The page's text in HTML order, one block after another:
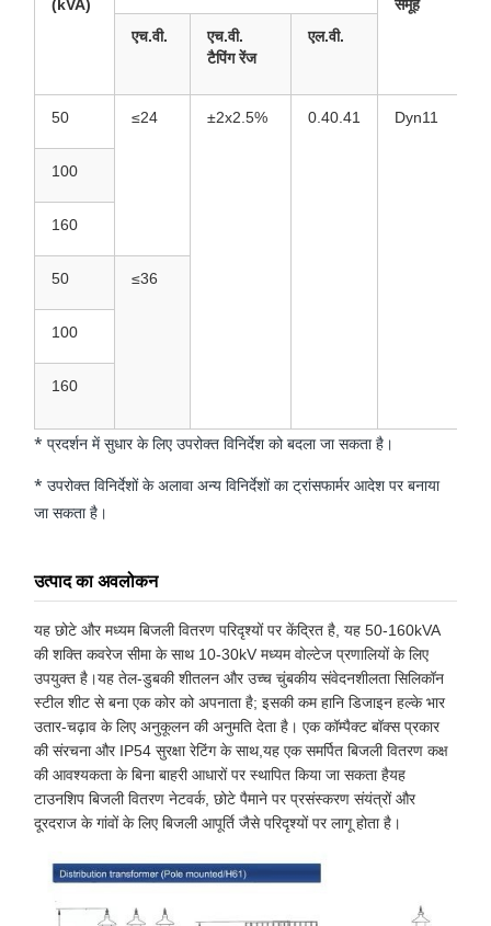
(kVA) समूह
एच.वी.
एच.वी.
टैपिंग रेंज
एल.वी.
50 ≤24 ±2x2.5% 0.40.41 Dyn11
100
160
50 ≤36
100
160
* प्रदर्शन में सुधार के लिए उपरोक्त विनिर्देश को बदला जा सकता है।
* उपरोक्त विनिर्देशों के अलावा अन्य विनिर्देशों का ट्रांसफार्मर आदेश पर बनाया
जा सकता है।
उत्पाद का अवलोकन
यह छोटे और मध्यम बिजली वितरण परिदृश्यों पर केंद्रित है, यह 50-160kVA
की शक्ति कवरेज सीमा के साथ 10-30kV मध्यम वोल्टेज प्रणालियों के लिए
उपयुक्त है।यह तेल-डुबकी शीतलन और उच्च चुंबकीय संवेदनशीलता सिलिकॉन
स्टील शीट से बना एक कोर को अपनाता है; इसकी कम हानि डिजाइन हल्के भार
उतार-चढ़ाव के लिए अनुकूलन की अनुमति देता है। एक कॉम्पैक्ट बॉक्स प्रकार
की संरचना और IP54 सुरक्षा रेटिंग के साथ,यह एक समर्पित बिजली वितरण कक्ष
की आवश्यकता के बिना बाहरी आधारों पर स्थापित किया जा सकता हैयह
टाउनशिप बिजली वितरण नेटवर्क, छोटे पैमाने पर प्रसंस्करण संयंत्रों और
दूरदराज के गांवों के लिए बिजली आपूर्ति जैसे परिदृश्यों पर लागू होता है।